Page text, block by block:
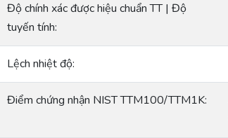
Độ chính xác được hiệu chuẩn TT | Độ
tuyến tính:
Lệch nhiệt độ:
Điểm chứng nhận NIST TTM100/TTM1K: